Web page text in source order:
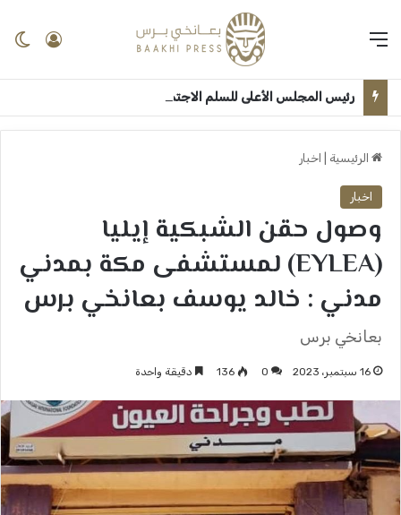
الرئيسية اخبار
اخبار
وصول حقن الشبكية إيليا
(EYLEA) لمستشفى مكة بمدني
مدني : خالد يوسف بعانخي برس
بعانخي برس
16 سبتمبر، 2023 0
136 دقيقة واحدة